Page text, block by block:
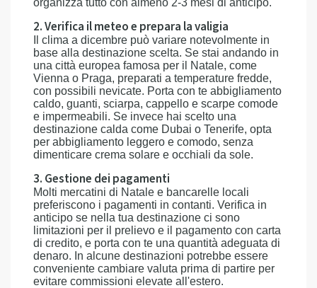
organizza tutto con almeno 2-3 mesi di anticipo.
2. Verifica il meteo e prepara la valigia
Il clima a dicembre può variare notevolmente in
base alla destinazione scelta. Se stai andando in
una città europea famosa per il Natale, come
Vienna o Praga, preparati a temperature fredde,
con possibili nevicate. Porta con te abbigliamento
caldo, guanti, sciarpa, cappello e scarpe comode
e impermeabili. Se invece hai scelto una
destinazione calda come Dubai o Tenerife, opta
per abbigliamento leggero e comodo, senza
dimenticare crema solare e occhiali da sole.
3. Gestione dei pagamenti
Molti mercatini di Natale e bancarelle locali
preferiscono i pagamenti in contanti. Verifica in
anticipo se nella tua destinazione ci sono
limitazioni per il prelievo e il pagamento con carta
di credito, e porta con te una quantità adeguata di
denaro. In alcune destinazioni potrebbe essere
conveniente cambiare valuta prima di partire per
evitare commissioni elevate all'estero.